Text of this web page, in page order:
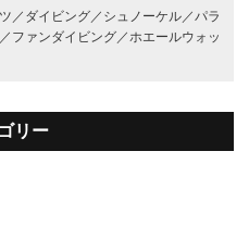
／ ダイビング／ シュノーケル／パラ
ファンダイビング／ホエールウォッ
リー